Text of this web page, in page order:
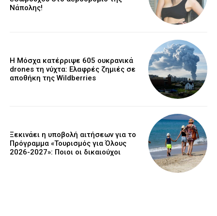
Νάπολης!
Η Μόσχα κατέρριψε 605 ουκρανικά
drones τη νύχτα: Ελαφρές ζημιές σε
αποθήκη της Wildberries
Ξεκινάει η υποβολή αιτήσεων για το
Πρόγραμμα «Τουρισμός για Όλους
2026-2027»: Ποιοι οι δικαιούχοι